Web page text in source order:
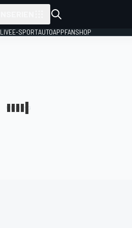
LIVEE-SPORTAUTOAPPFANSHOP